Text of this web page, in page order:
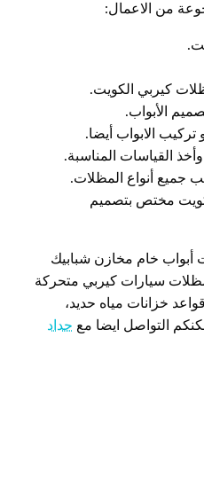
من الاعمال:
كيربي الكويت.
الأبواب.
تركيب الابواب أيضا.
القياسات المناسبة.
جميع أنواع المظلات.
مختص بتصميم
أبواب خام مخازن شبابيك
سيارات كيربي متحركة
خزانات مياه حديد،
التواصل ايضا مع حداد